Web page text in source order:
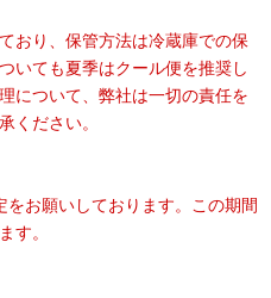
おり、保管方法は冷蔵庫での保
いても夏季はクール便を推奨し
について、弊社は一切の責任を
ください。
お願いしております。この期間
す。